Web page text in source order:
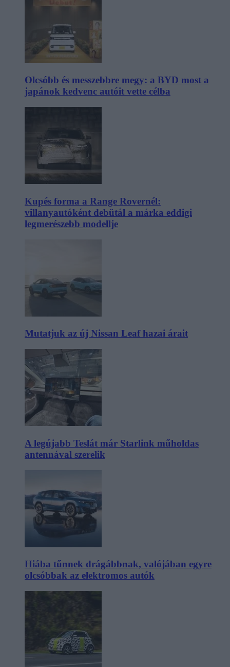
Olcsóbb és messzebbre megy: a BYD most a
japánok kedvenc autóit vette célba
Kupés forma a Range Rovernél:
villanyautóként debütál a márka eddigi
legmerészebb modellje
Mutatjuk az új Nissan Leaf hazai árait
A legújabb Teslát már Starlink műholdas
antennával szerelik
Hiába tűnnek drágábbnak, valójában egyre
olcsóbbak az elektromos autók